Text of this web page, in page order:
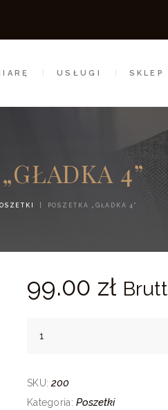
USŁUGI SKLEP
4”
POSZETKA „GŁADKA 4”
99.00 zł
4"
SKU:200
Kategoria:Poszetki